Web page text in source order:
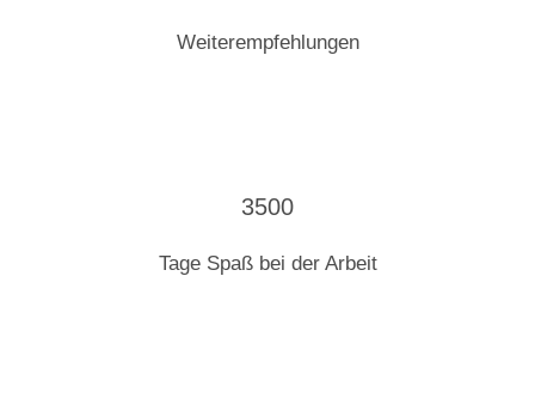
Weiterempfehlungen
3500
Tage Spaß bei der Arbeit